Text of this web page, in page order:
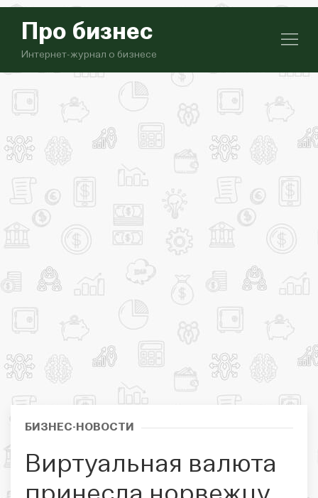
Про бизнес
Интернет-журнал о бизнесе
БИЗНЕС-НОВОСТИ
Виртуальная валюта